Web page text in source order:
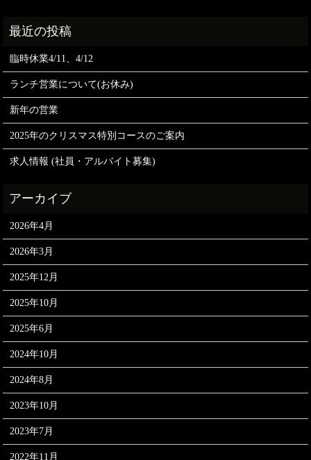
臨時休業4/11、4/12
ランチ営業について(お休み)
新年の営業
2025年のクリスマス特別コースのご案内
求人情報 (社員・アルバイト募集)
2026年4月
2026年3月
2025年12月
2025年10月
2025年6月
2024年10月
2024年8月
2023年10月
2023年7月
2022年11月